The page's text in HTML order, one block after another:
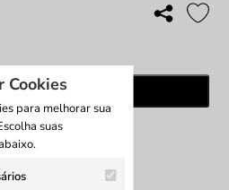
Adicionar
Cookies
para melhorar sua
suas